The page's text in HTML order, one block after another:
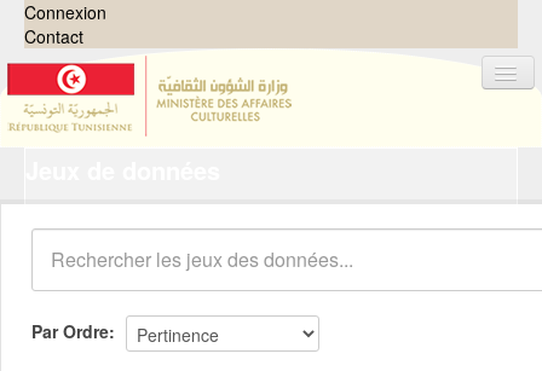
Connexion
Contact
Organisations
Groupes
Demandes 0
À propos
Par Ordre